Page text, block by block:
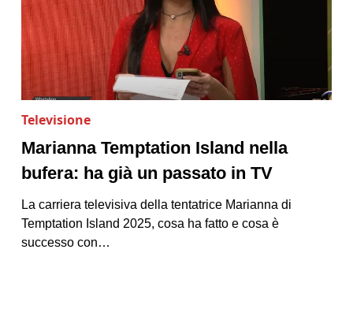
Televisione
Marianna Temptation Island nella
bufera: ha già un passato in TV
La carriera televisiva della tentatrice Marianna di
Temptation Island 2025, cosa ha fatto e cosa è
successo con…